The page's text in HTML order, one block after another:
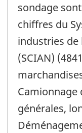
sondage
chiffres du
industries
(SCIAN)
Camionnage
générales,